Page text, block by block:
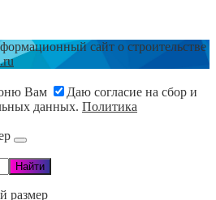
сайт о строительстве
Вам
Даю согласие на сбор и
данных. Политика
размер